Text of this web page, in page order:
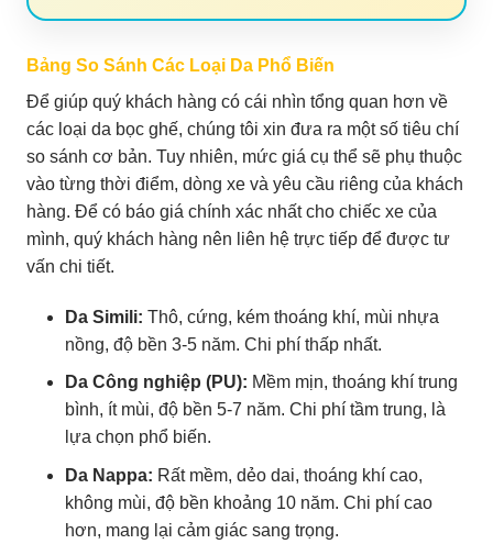
Bảng So Sánh Các Loại Da Phổ Biến
Để giúp quý khách hàng có cái nhìn tổng quan hơn về
các loại da bọc ghế, chúng tôi xin đưa ra một số tiêu chí
so sánh cơ bản. Tuy nhiên, mức giá cụ thể sẽ phụ thuộc
vào từng thời điểm, dòng xe và yêu cầu riêng của khách
hàng. Để có báo giá chính xác nhất cho chiếc xe của
mình, quý khách hàng nên liên hệ trực tiếp để được tư
vấn chi tiết.
Da Simili: Thô, cứng, kém thoáng khí, mùi nhựa
nồng, độ bền 3-5 năm. Chi phí thấp nhất.
Da Công nghiệp (PU): Mềm mịn, thoáng khí trung
bình, ít mùi, độ bền 5-7 năm. Chi phí tầm trung, là
lựa chọn phổ biến.
Da Nappa: Rất mềm, dẻo dai, thoáng khí cao,
không mùi, độ bền khoảng 10 năm. Chi phí cao
hơn, mang lại cảm giác sang trọng.